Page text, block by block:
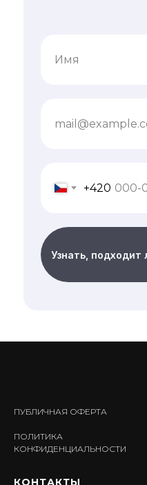
+420
Узнать, подходит
ПУБЛИЧНАЯ ОФЕРТА
ПОЛИТИКА
КОНФИДЕНЦИАЛЬНОСТИ
КОНТАКТЫ